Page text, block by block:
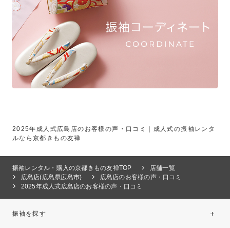
2025年成人式広島店のお客様の声・口コミ｜成人式の振袖レンタ
ルなら京都きもの友禅
振袖レンタル・購入の京都きもの友禅TOP
店舗一覧
広島店(広島県広島市)
広島店のお客様の声・口コミ
2025年成人式広島店のお客様の声・口コミ
振袖を探す